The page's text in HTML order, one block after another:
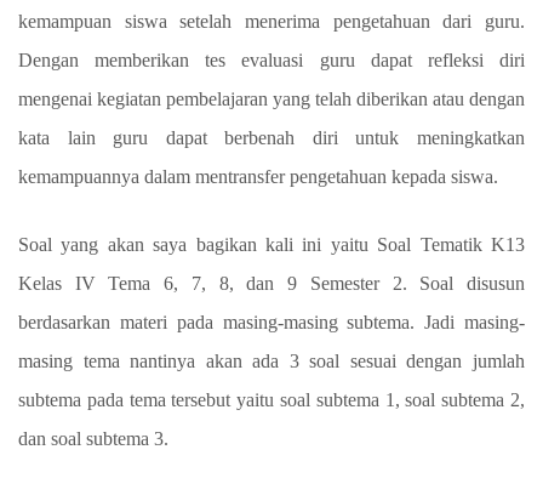
kemampuan siswa setelah menerima pengetahuan dari guru.
Dengan memberikan tes evaluasi guru dapat refleksi diri
mengenai kegiatan pembelajaran yang telah diberikan atau dengan
kata lain guru dapat berbenah diri untuk meningkatkan
kemampuannya dalam mentransfer pengetahuan kepada siswa.
Soal yang akan saya bagikan kali ini yaitu Soal Tematik K13
Kelas IV Tema 6, 7, 8, dan 9 Semester 2. Soal disusun
berdasarkan materi pada masing-masing subtema. Jadi masing-
masing tema nantinya akan ada 3 soal sesuai dengan jumlah
subtema pada tema tersebut yaitu soal subtema 1, soal subtema 2,
dan soal subtema 3.